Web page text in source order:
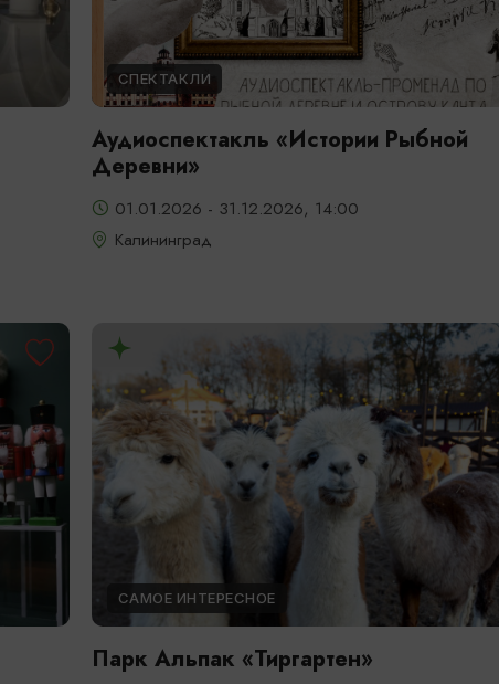
СПЕКТАКЛИ
Аудиоспектакль «Истории Рыбной
Деревни»
01.01.2026 - 31.12.2026, 14:00
Калининград
САМОЕ ИНТЕРЕСНОЕ
Парк Альпак «Тиргартен»